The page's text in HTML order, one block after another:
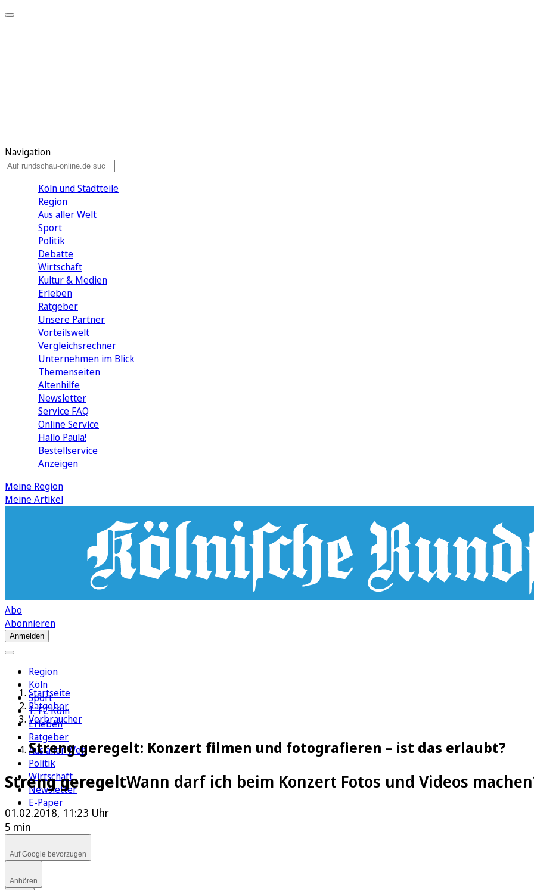
Navigation
Köln und Stadtteile
Region
Aus aller Welt
Sport
Politik
Debatte
Wirtschaft
Kultur & Medien
Erleben
Ratgeber
Unsere Partner
Vorteilswelt
Vergleichsrechner
Unternehmen im Blick
Themenseiten
Altenhilfe
Newsletter
Service FAQ
Online Service
Hallo Paula!
Bestellservice
Anzeigen
Meine Region
Meine Artikel
Abo
Abonnieren
Anmelden
Region
Köln
Sport
1. FC Köln
Erleben
Ratgeber
Aus aller Welt
Politik
Wirtschaft
Newsletter
E-Paper
Startseite
Ratgeber
Verbraucher
Streng geregelt: Konzert filmen und fotografieren – ist das erlaubt?
Streng geregeltWann darf ich beim Konzert Fotos und Videos
01.02.2018, 11:23 Uhr
5 min
Auf Google bevorzugen
Anhören